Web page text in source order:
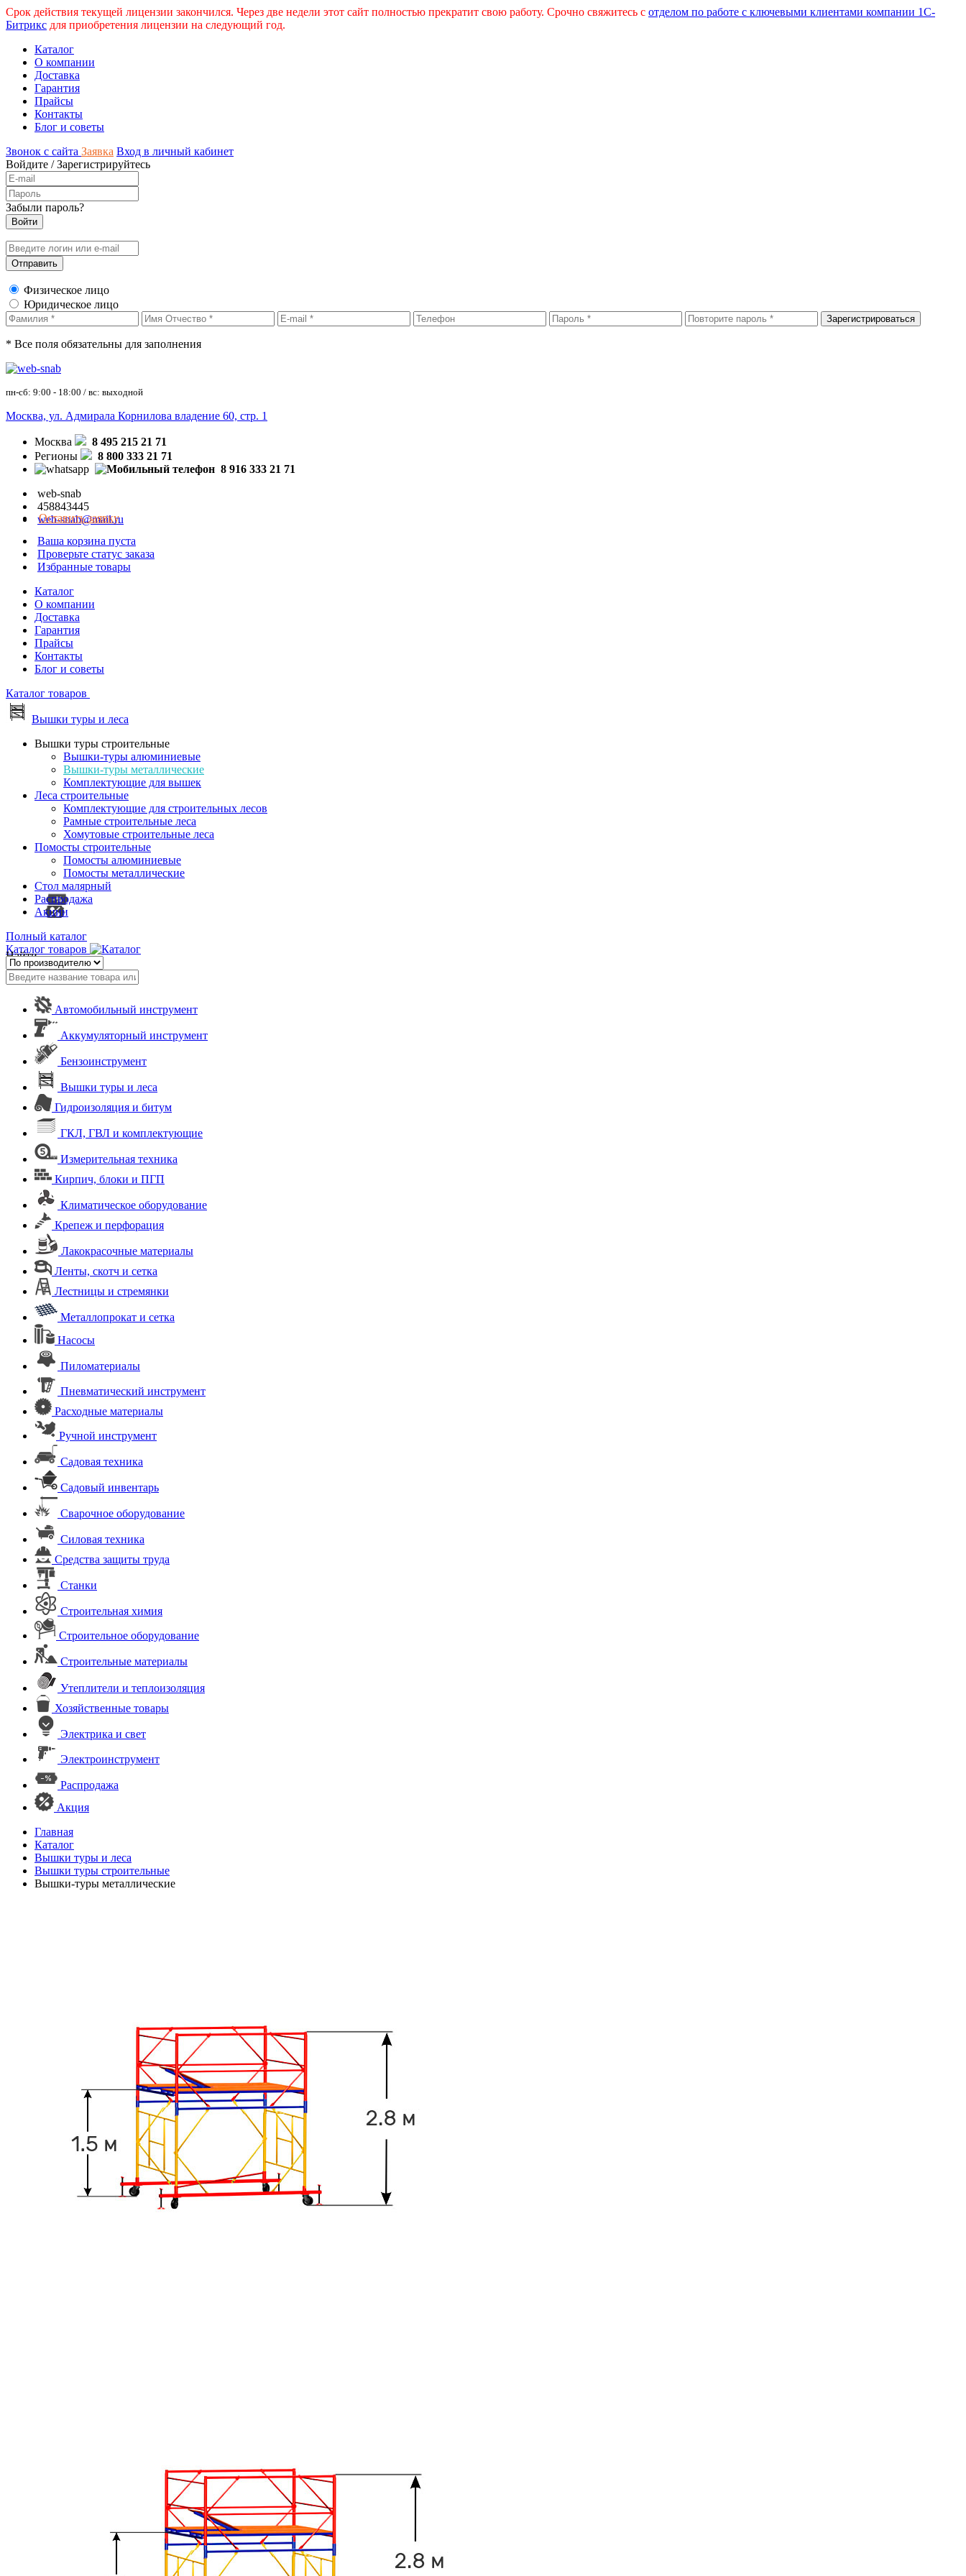
Срок действия текущей лицензии закончился. Через две недели этот сайт полностью прекратит свою работу. Срочно свяжитесь с отделом по работе с ключевыми клиентами компании 1С-
Битрикс для приобретения лицензии на следующий год.
Каталог
О компании
Доставка
Гарантия
Прайсы
Контакты
Блог и советы
Звонок с сайта Заявка Вход в личный кабинет
Войдите /Зарегистрируйтесь
Забыли пароль?
Физическое лицо
Юридическое лицо
* Все поля обязательны для заполнения
пн-сб: 9:00 - 18:00 / вс: выходной
Москва, ул. Адмирала Корнилова владение 60, стр. 1
Москва
8 495 215 21 71
Регионы
8 800 333 21 71
8 916 333 21 71
web-snab
458843445
web-snab@mail.ru
Оставить заявку
Ваша корзина пуста
Проверьте статус заказа
Избранные товары
Каталог
О компании
Доставка
Гарантия
Прайсы
Контакты
Блог и советы
Каталог товаров
Вышки туры и леса
Вышки туры строительные
Вышки-туры алюминиевые
Вышки-туры металлические
Комплектующие для вышек
Леса строительные
Комплектующие для строительных лесов
Рамные строительные леса
Хомутовые строительные леса
Помосты строительные
Помосты алюминиевые
Помосты металлические
Стол малярный
Распродажа
Акции
Полный каталог
Каталог товаров
Найти
Автомобильный инструмент
Аккумуляторный инструмент
Бензоинструмент
Вышки туры и леса
Гидроизоляция и битум
ГКЛ, ГВЛ и комплектующие
Измерительная техника
Кирпич, блоки и ПГП
Климатическое оборудование
Крепеж и перфорация
Лакокрасочные материалы
Ленты, скотч и сетка
Лестницы и стремянки
Металлопрокат и сетка
Насосы
Пиломатериалы
Пневматический инструмент
Расходные материалы
Ручной инструмент
Садовая техника
Садовый инвентарь
Сварочное оборудование
Силовая техника
Средства защиты труда
Станки
Строительная химия
Строительное оборудование
Строительные материалы
Утеплители и теплоизоляция
Хозяйственные товары
Электрика и свет
Электроинструмент
Распродажа
Акция
Главная
Каталог
Вышки туры и леса
Вышки туры строительные
Вышки-туры металлические